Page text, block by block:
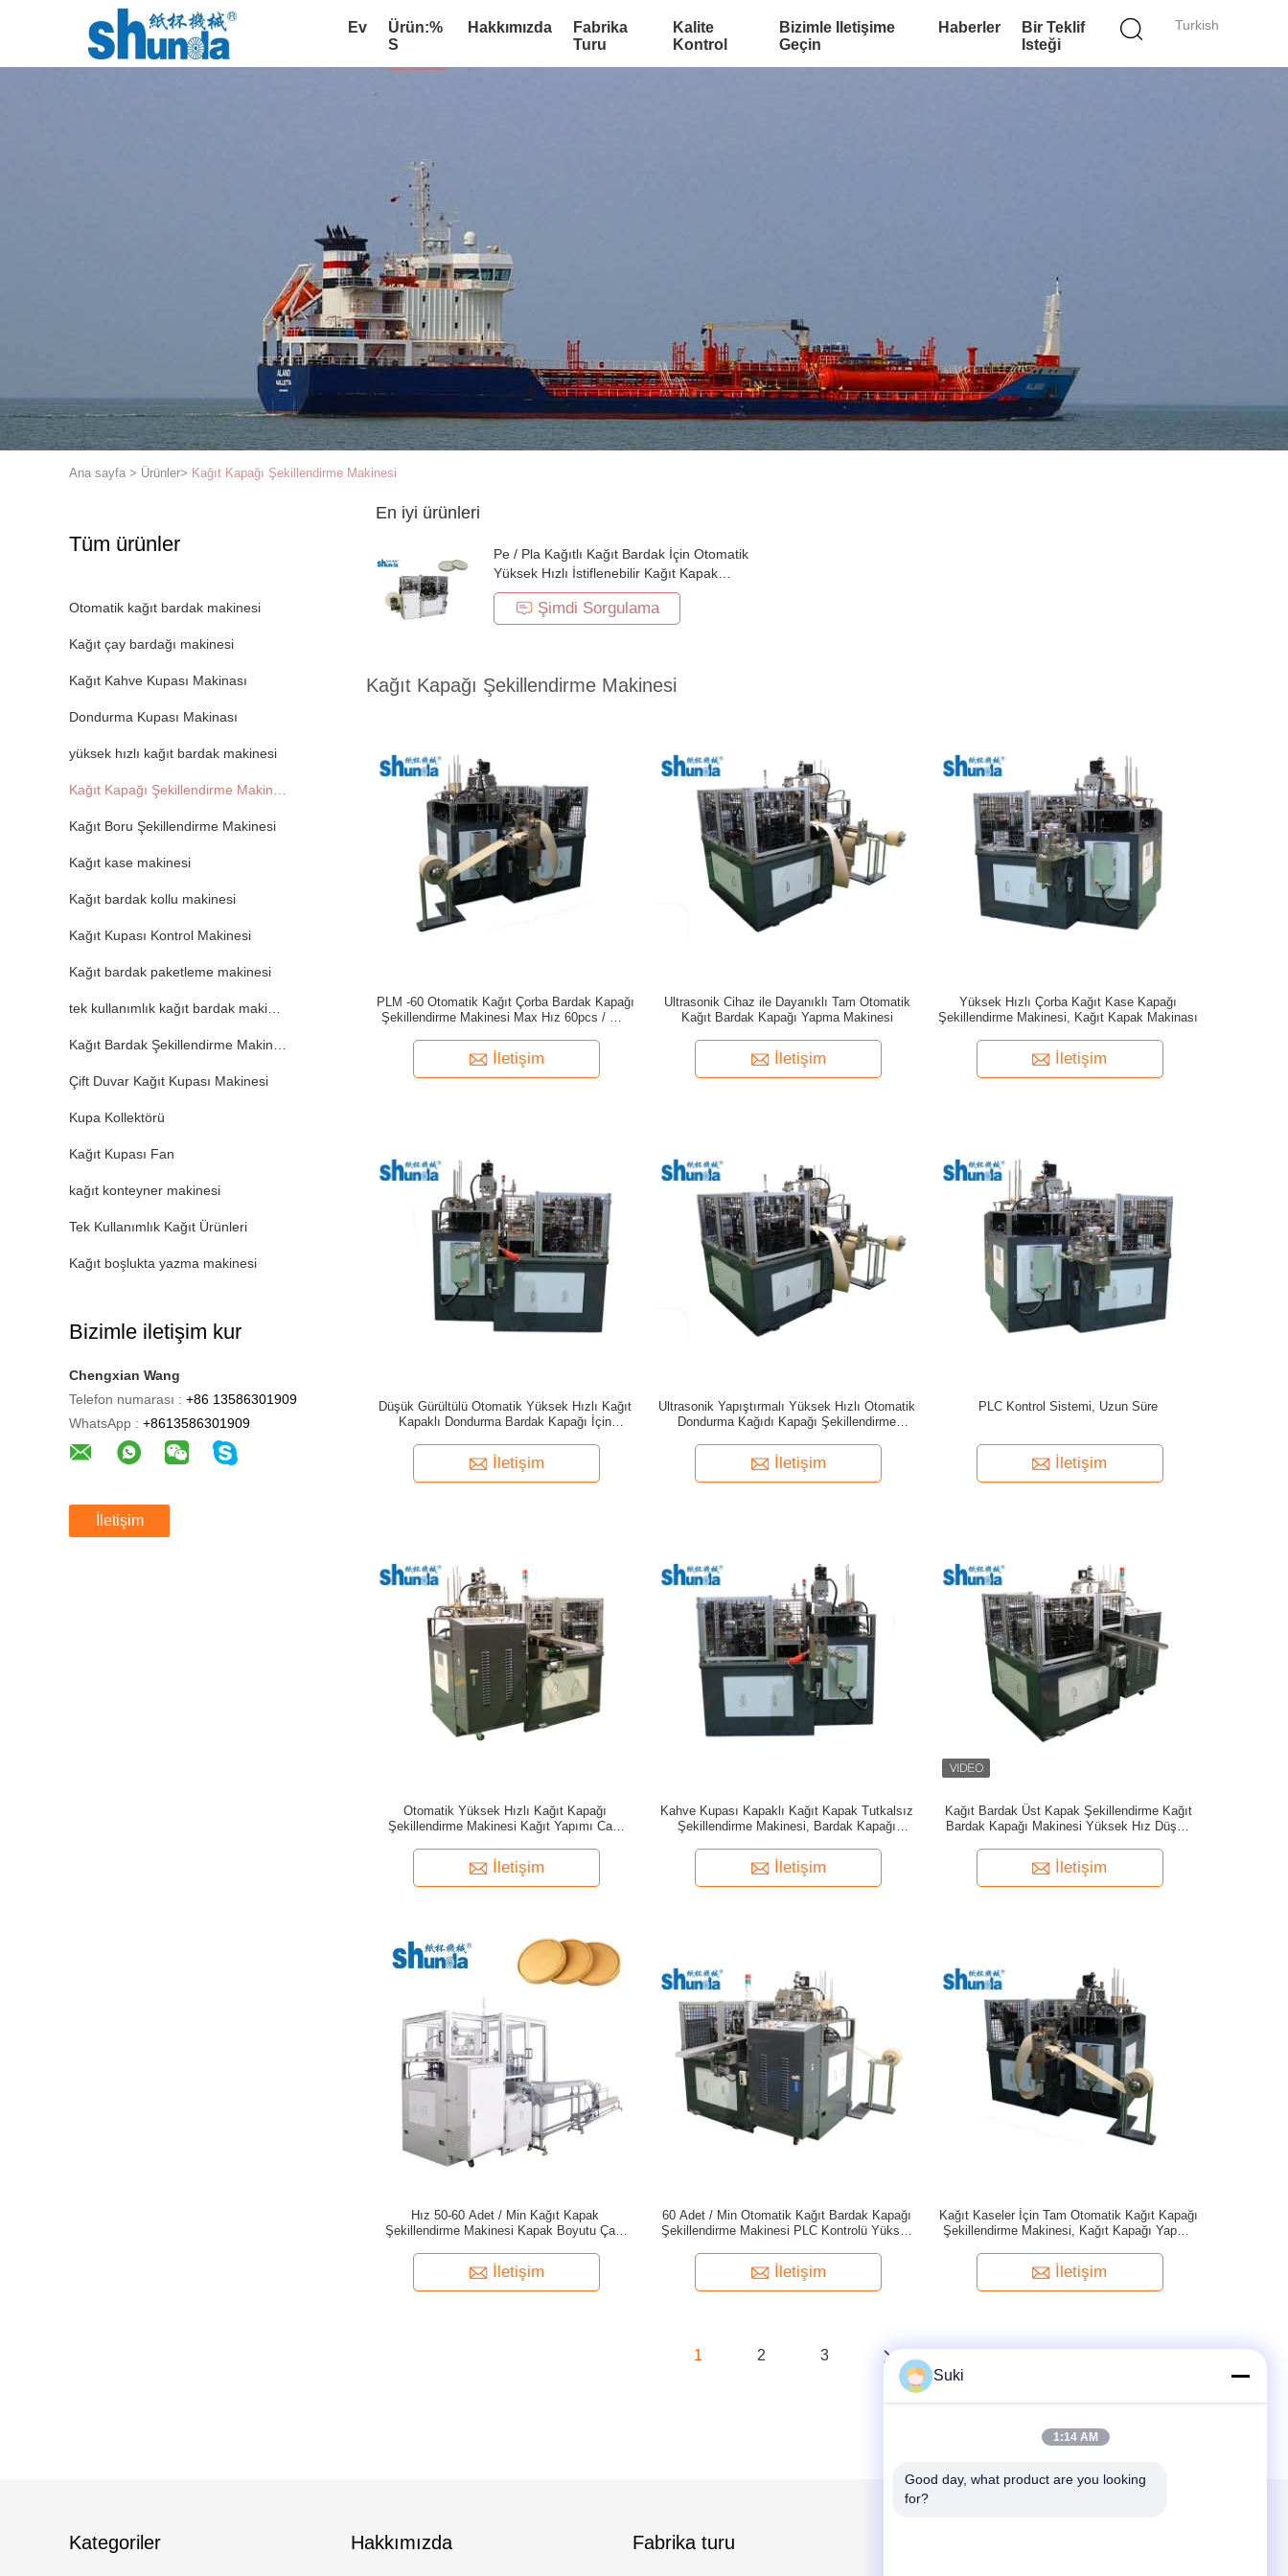
Turkish
Ev
Ürün:%
S
Hakkımızda
Fabrika
Turu
Kalite
Kontrol
Bizimle Iletişime
Geçin
Haberler
Bir Teklif
Isteği
Ana sayfa > Ürünler> Kağıt Kapağı Şekillendirme Makinesi
Tüm ürünler
Otomatik kağıt bardak makinesi
Kağıt çay bardağı makinesi
Kağıt Kahve Kupası Makinası
Dondurma Kupası Makinası
yüksek hızlı kağıt bardak makinesi
Kağıt Kapağı Şekillendirme Makinesi
Kağıt Boru Şekillendirme Makinesi
Kağıt kase makinesi
Kağıt bardak kollu makinesi
Kağıt Kupası Kontrol Makinesi
Kağıt bardak paketleme makinesi
tek kullanımlık kağıt bardak makinesi
Kağıt Bardak Şekillendirme Makinesi
Çift Duvar Kağıt Kupası Makinesi
Kupa Kollektörü
Kağıt Kupası Fan
kağıt konteyner makinesi
Tek Kullanımlık Kağıt Ürünleri
Kağıt boşlukta yazma makinesi
Bizimle iletişim kur
Chengxian Wang
Telefon numarası : +86 13586301909
WhatsApp : +8613586301909
İletişim
En iyi ürünleri
Pe / Pla Kağıtlı Kağıt Bardak İçin Otomatik
Yüksek Hızlı İstiflenebilir Kağıt Kapak
Makinesi
Şimdi Sorgulama
Kağıt Kapağı Şekillendirme Makinesi
PLM -60 Otomatik Kağıt Çorba Bardak Kapağı
Şekillendirme Makinesi Max Hız 60pcs / Min
İletişim
Ultrasonik Cihaz ile Dayanıklı Tam Otomatik
Kağıt Bardak Kapağı Yapma Makinesi
İletişim
Yüksek Hızlı Çorba Kağıt Kase Kapağı
Şekillendirme Makinesi, Kağıt Kapak Makinası
İletişim
Düşük Gürültülü Otomatik Yüksek Hızlı Kağıt
Kapaklı Dondurma Bardak Kapağı İçin
İletişim
Ultrasonik Yapıştırmalı Yüksek Hızlı Otomatik
Dondurma Kağıdı Kapağı Şekillendirme
İletişim
PLC Kontrol Sistemi, Uzun Süre
İletişim
Otomatik Yüksek Hızlı Kağıt Kapağı
Şekillendirme Makinesi Kağıt Yapımı Cam
İletişim
Kahve Kupası Kapaklı Kağıt Kapak Tutkalsız
Şekillendirme Makinesi, Bardak Kapağı
İletişim
Kağıt Bardak Üst Kapak Şekillendirme Kağıt
Bardak Kapağı Makinesi Yüksek Hız Düşük
İletişim
Hız 50-60 Adet / Min Kağıt Kapak
Şekillendirme Makinesi Kapak Boyutu Çapı
İletişim
60 Adet / Min Otomatik Kağıt Bardak Kapağı
Şekillendirme Makinesi PLC Kontrolü Yüksek
İletişim
Kağıt Kaseler İçin Tam Otomatik Kağıt Kapağı
Şekillendirme Makinesi, Kağıt Kapağı Yapma
İletişim
1 2 3
Kategoriler Hakkımızda Fabrika turu
Suki
1:14 AM
Good day, what product are you looking
for?